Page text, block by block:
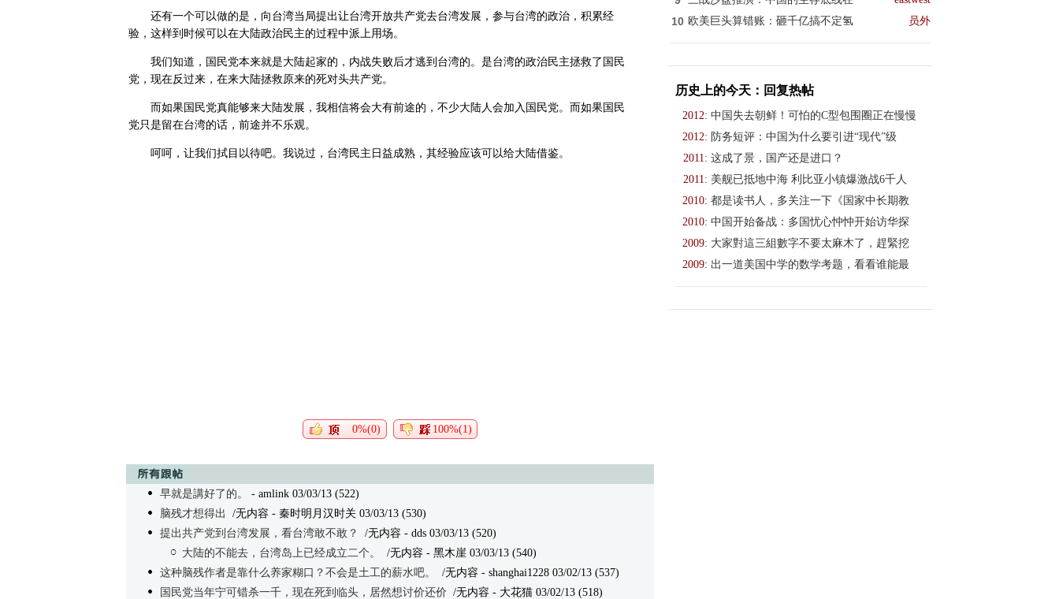
还有一个可以做的是，向台湾当局提出让台湾开放共产党去台湾发展，参与台湾的政治，积累经
验，这样到时候可以在大陆政治民主的过程中派上用场。
我们知道，国民党本来就是大陆起家的，内战失败后才逃到台湾的。是台湾的政治民主拯救了国民
党，现在反过来，在来大陆拯救原来的死对头共产党。
而如果国民党真能够来大陆发展，我相信将会大有前途的，不少大陆人会加入国民党。而如果国民
党只是留在台湾的话，前途并不乐观。
呵呵，让我们拭目以待吧。我说过，台湾民主日益成熟，其经验应该可以给大陆借鉴。
0%(0) 100%(1)
早就是講好了的。
- amlink 03/03/13 (522)
脑残才想得出
/无内容 - 秦时明月汉时关 03/03/13 (530)
提出共产党到台湾发展，看台湾敢不敢？
/无内容 - dds 03/03/13 (520)
大陆的不能去，台湾岛上已经成立二个。
/无内容 - 黑木崖 03/03/13 (540)
这种脑残作者是靠什么养家糊口？不会是土工的薪水吧。
/无内容 - shanghai1228 03/02/13 (537)
国民党当年宁可错杀一千，现在死到临头，居然想讨价还价 /无内容 - 大花猫 03/02/13 (518)
10 欧美巨头算错账：砸千亿搞不定氢 员外
历史上的今天：回复热帖
2012: 中国失去朝鲜！可怕的C型包围圈正在慢慢
2012: 防务短评：中国为什么要引进“现代”级
2011: 这成了景，国产还是进口？
2011: 美舰已抵地中海 利比亚小镇爆激战6千人
2010: 都是读书人，多关注一下《国家中长期教
2010: 中国开始备战：多国忧心忡忡开始访华探
2009: 大家對這三組數字不要太麻木了，趕緊挖
2009: 出一道美国中学的数学考题，看看谁能最